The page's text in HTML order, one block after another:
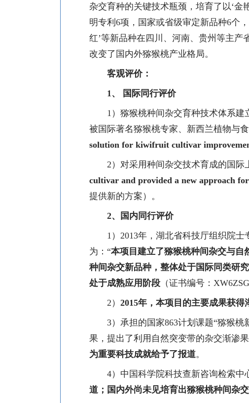
杂交育种的关键技术瓶颈，培育了以‘金
明专利 6项，国家或省级审定新品种6个
红’等新品种在四川、河南、贵州等主产
改变了国内外猕猴桃产业格局。
客观评价：
1、
国际同行评价
1 ） 猕猴桃种间杂交育种技术体系建
被国际著名猕猴桃专家、新西兰植物与
solution for kiwifruit cultivar
2 ）对采用种间杂交技术育成的国际
cultivar and provided a new approach
提供新的方案） 。
2、国内同行评价
1 ） 2013年， 湖北省科技厅组织院士
为：“本项目建立了猕猴桃种间杂交与自
种间杂交新品种，整体处于国际同类研
处于成熟应用阶段 （证书编号：
2 ） 2015年，本项目的主要成果获得
3）承担的国家863计划课题“猕猴桃
果，提出了利用自然突变带的杂交渐渗
为重要科技成就给予了报道。
4） 中国科学院科技查新咨询检索中
道；国内外尚未见培育出猕猴桃种间杂